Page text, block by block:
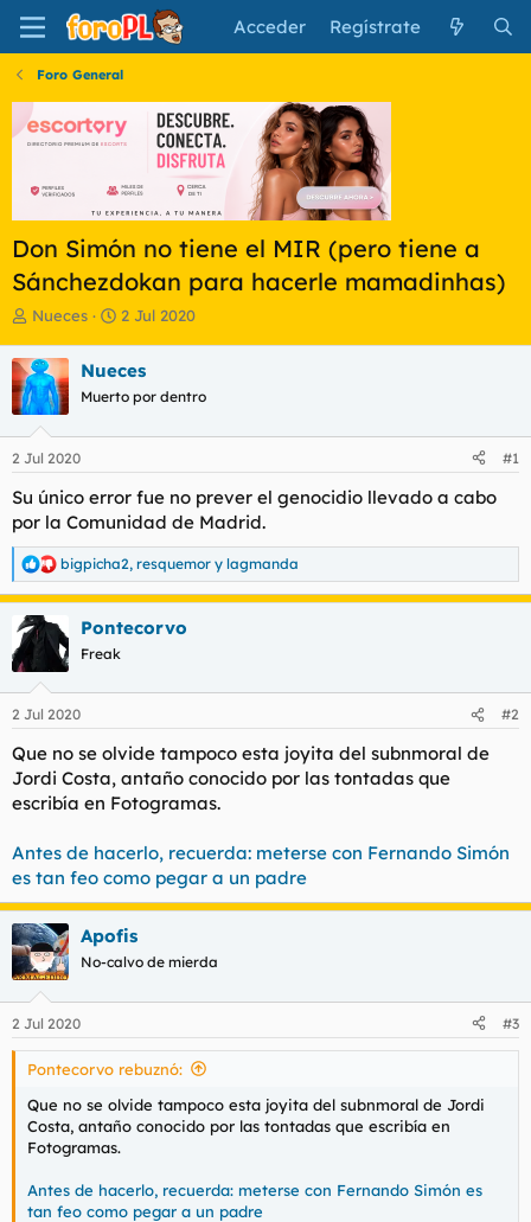
Acceder Regístrate
Foro General
Don Simón no tiene el MIR (pero tiene a
Sánchezdokan para hacerle mamadinhas)
I
i
c
i
a
d
o
d
e
l
t
e
m
a
Nueces
F
h
a
e
i
c
i
o
2 Jul 2020
Nueces
Muerto por dentro
2 Jul 2020 #1
Su único error fue no prever el genocidio llevado a cabo
por la Comunidad de Madrid.
R
e
a
c
c
i
e
:
bigpicha2, resquemor y lagmanda
Pontecorvo
Freak
2 Jul 2020 #2
Que no se olvide tampoco esta joyita del subnmoral de
Jordi Costa, antaño conocido por las tontadas que
escribía en Fotogramas.
Antes de hacerlo, recuerda: meterse con Fernando Simón
es tan feo como pegar a un padre
Apofis
No-calvo de mierda
2 Jul 2020 #3
Pontecorvo rebuznó:
Que no se olvide tampoco esta joyita del subnmoral de Jordi
Costa, antaño conocido por las tontadas que escribía en
Fotogramas.
Antes de hacerlo, recuerda: meterse con Fernando Simón es
tan feo como pegar a un padre